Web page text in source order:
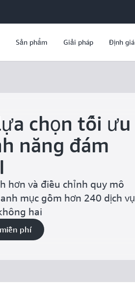
Sản phẩm Giải pháp Định giá
chọn tối ưu
năng đám
hơn và điều chỉnh quy mô
mục gồm hơn 240 dịch vụ
hai
phí